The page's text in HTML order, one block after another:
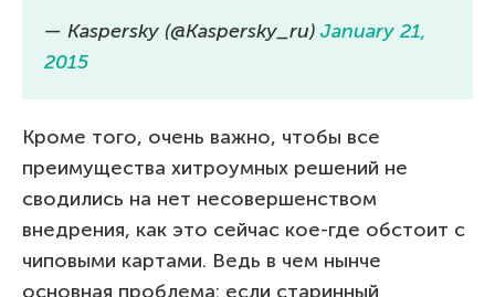
— Kaspersky (@Kaspersky_ru) January 21,
2015
Кроме того, очень важно, чтобы все
преимущества хитроумных решений не
сводились на нет несовершенством
внедрения, как это сейчас кое-где обстоит с
чиповыми картами. Ведь в чем нынче
основная проблема: если старинный